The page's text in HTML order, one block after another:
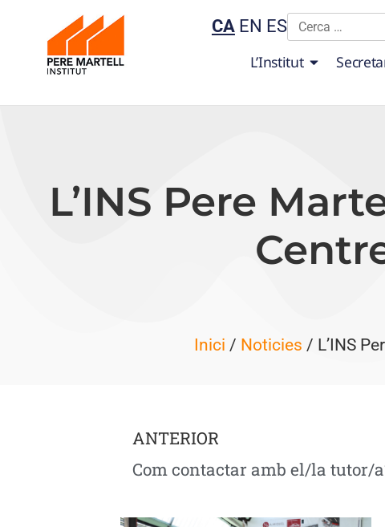
CA EN ES
L’Institut
L’INS Pere
Inici / Noticies / L’INS
ANTERIOR
Com contactar amb el/la tutor/